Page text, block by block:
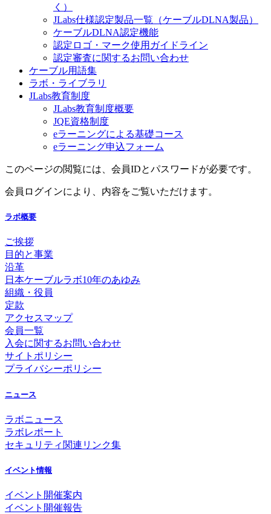
く）
JLabs仕様認定製品一覧（ケーブルDLNA製品）
ケーブルDLNA認定機能
認定ロゴ・マーク使用ガイドライン
認定審査に関するお問い合わせ
ケーブル用語集
ラボ・ライブラリ
JLabs教育制度
JLabs教育制度概要
JQE資格制度
eラーニングによる基礎コース
eラーニング申込フォーム
このページの閲覧には、会員IDとパスワードが必要です。
会員ログインにより、内容をご覧いただけます。
ラボ概要
ご挨拶
目的と事業
沿革
日本ケーブルラボ10年のあゆみ
組織・役員
定款
アクセスマップ
会員一覧
入会に関するお問い合わせ
サイトポリシー
プライバシーポリシー
ニュース
ラボニュース
ラボレポート
セキュリティ関連リンク集
イベント情報
イベント開催案内
イベント開催報告